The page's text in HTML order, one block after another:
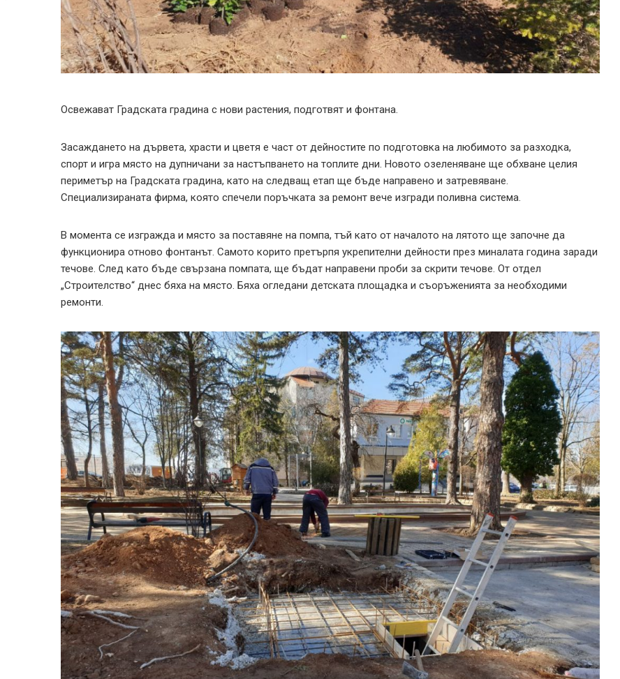
Освежават Градската градина с нови растения, подготвят и фонтана.
Засаждането на дървета, храсти и цветя е част от дейностите по подготовка на любимото за разходка,
спорт и игра място на дупничани за настъпването на топлите дни. Новото озеленяване ще обхване целия
периметър на Градската градина, като на следващ етап ще бъде направено и затревяване.
Специализираната фирма, която спечели поръчката за ремонт вече изгради поливна система.
В момента се изгражда и място за поставяне на помпа, тъй като от началото на лятото ще започне да
функционира отново фонтанът. Самото корито претърпя укрепителни дейности през миналата година заради
течове. След като бъде свързана помпата, ще бъдат направени проби за скрити течове. От отдел
„Строителство“ днес бяха на място. Бяха огледани детската площадка и съоръженията за необходими
ремонти.